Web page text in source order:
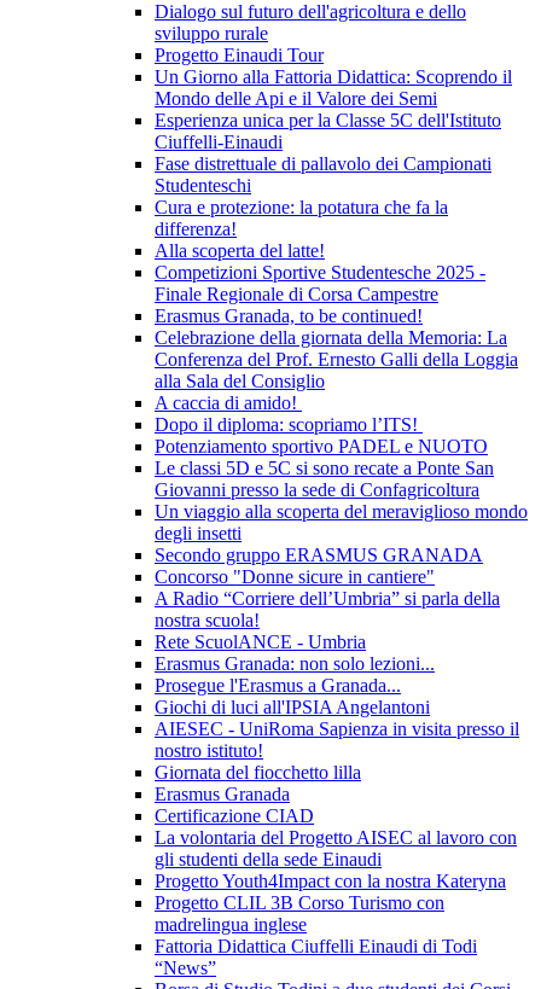
Dialogo sul futuro dell'agricoltura e dello
sviluppo rurale
Progetto Einaudi Tour
Un Giorno alla Fattoria Didattica: Scoprendo il
Mondo delle Api e il Valore dei Semi
Esperienza unica per la Classe 5C dell'Istituto
Ciuffelli-Einaudi
Fase distrettuale di pallavolo dei Campionati
Studenteschi
Cura e protezione: la potatura che fa la
differenza!
Alla scoperta del latte!
Competizioni Sportive Studentesche 2025 -
Finale Regionale di Corsa Campestre
Erasmus Granada, to be continued!
Celebrazione della giornata della Memoria: La
Conferenza del Prof. Ernesto Galli della Loggia
alla Sala del Consiglio
A caccia di amido!
Dopo il diploma: scopriamo l’ITS!
Potenziamento sportivo PADEL e NUOTO
Le classi 5D e 5C si sono recate a Ponte San
Giovanni presso la sede di Confagricoltura
Un viaggio alla scoperta del meraviglioso mondo
degli insetti
Secondo gruppo ERASMUS GRANADA
Concorso "Donne sicure in cantiere"
A Radio “Corriere dell’Umbria” si parla della
nostra scuola!
Rete ScuolANCE - Umbria
Erasmus Granada: non solo lezioni...
Prosegue l'Erasmus a Granada...
Giochi di luci all'IPSIA Angelantoni
AIESEC - UniRoma Sapienza in visita presso il
nostro istituto!
Giornata del fiocchetto lilla
Erasmus Granada
Certificazione CIAD
La volontaria del Progetto AISEC al lavoro con
gli studenti della sede Einaudi
Progetto Youth4Impact con la nostra Kateryna
Progetto CLIL 3B Corso Turismo con
madrelingua inglese
Fattoria Didattica Ciuffelli Einaudi di Todi
“News”